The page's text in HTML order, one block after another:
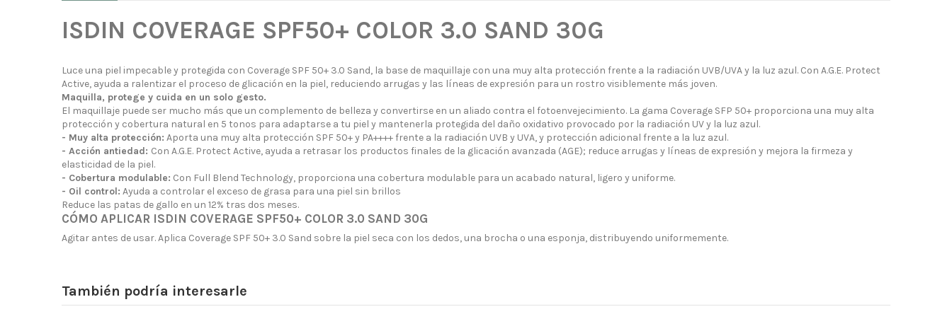
ISDIN COVERAGE SPF50+ COLOR 3.0 SAND 30G
Luce una piel impecable y protegida con Coverage SPF 50+ 3.0 Sand, la base de maquillaje con una muy alta protección frente a la radiación UVB/UVA y la luz azul. Con A.G.E. Protect
Active, ayuda a ralentizar el proceso de glicación en la piel, reduciendo arrugas y las líneas de expresión para un rostro visiblemente más joven.
Maquilla, protege y cuida en un solo gesto.
El maquillaje puede ser mucho más que un complemento de belleza y convertirse en un aliado contra el fotoenvejecimiento. La gama Coverage SFP 50+ proporciona una muy alta
protección y cobertura natural en 5 tonos para adaptarse a tu piel y mantenerla protegida del daño oxidativo provocado por la radiación UV y la luz azul.
- Muy alta protección: Aporta una muy alta protección SPF 50+ y PA++++ frente a la radiación UVB y UVA, y protección adicional frente a la luz azul.
- Acción antiedad: Con A.G.E. Protect Active, ayuda a retrasar los productos finales de la glicación avanzada (AGE); reduce arrugas y líneas de expresión y mejora la firmeza y
elasticidad de la piel.
- Cobertura modulable: Con Full Blend Technology, proporciona una cobertura modulable para un acabado natural, ligero y uniforme.
- Oil control: Ayuda a controlar el exceso de grasa para una piel sin brillos
Reduce las patas de gallo en un 12% tras dos meses.
CÓMO APLICAR ISDIN COVERAGE SPF50+ COLOR 3.0 SAND 30G
Agitar antes de usar. Aplica Coverage SPF 50+ 3.0 Sand sobre la piel seca con los dedos, una brocha o una esponja, distribuyendo uniformemente.
También podría interesarle